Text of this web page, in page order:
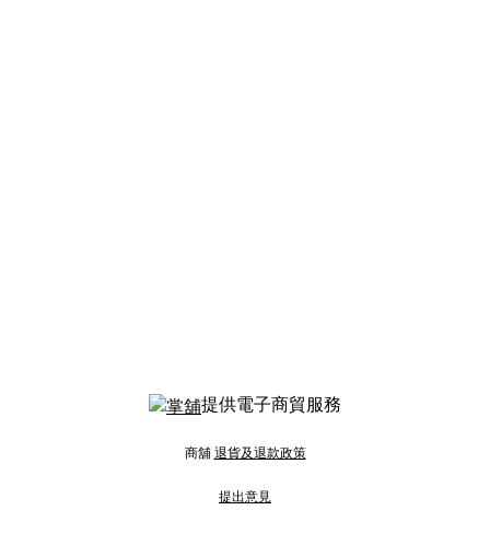
提供電子商貿服務
商舖 退貨及退款政策
提出意見